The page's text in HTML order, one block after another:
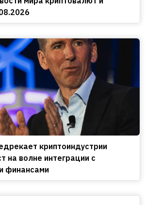
криптоиндустрии
на волне интеграции с
финансами